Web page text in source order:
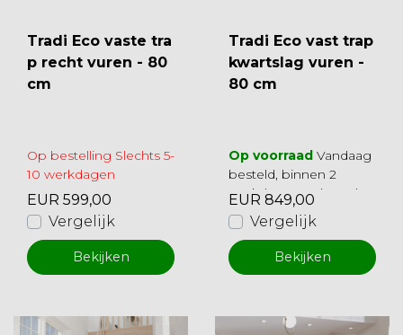
Tradi Eco vaste tra
p recht vuren - 80
cm
Op bestelling Slechts 5-
10 werkdagen
EUR 599,00
Vergelijk
Bekijken
Tradi Eco vast trap
kwartslag vuren -
80 cm
Op voorraad Vandaag
besteld, binnen 2
werkdagen geleverd
EUR 849,00
Vergelijk
Bekijken